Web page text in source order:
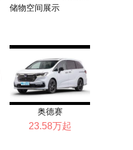
储物空间展示
奥德赛
23.58万起